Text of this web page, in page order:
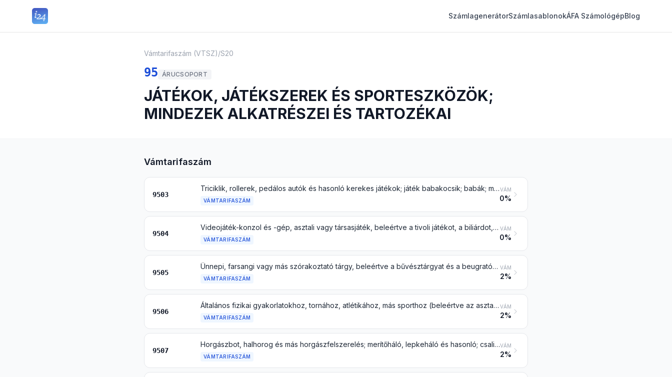
SzámlagenerátorSzámlasablonokÁFA SzámológépBlog
Vámtarifaszám (VTSZ)/S20
95 ÁRUCSOPORT
JÁTÉKOK, JÁTÉKSZEREK ÉS SPORTESZKÖZÖK;
MINDEZEK ALKATRÉSZEI ÉS TARTOZÉKAI
Vámtarifaszám
9503
Triciklik, rollerek, pedálos autók és hasonló kerekes játékok; játék babakocsik; babák; más játékok; csökkentett méretű („méretarányos”) modellek és szórakozásra szánt hasonló modellek, működő is; mindenféle kirakós játékok (puzzle)
VÁMTARIFASZÁM
VÁM
0%
9504
Videojáték-konzol és -gép, asztali vagy társasjáték, beleértve a tivoli játékot, a biliárdot, a különféle típusú játékkaszinó-asztalt és az automata tekepálya-felszerelést, pénzérmével, bankjeggyel, bankkártyával, zsetonnal vagy bármely más fizetőeszközzel működő játékgép
VÁMTARIFASZÁM
VÁM
0%
9505
Ünnepi, farsangi vagy más szórakoztató tárgy, beleértve a bűvésztárgyat és a beugratós tréfakelléket is
VÁMTARIFASZÁM
VÁM
2%
9506
Általános fizikai gyakorlatokhoz, tornához, atlétikához, más sporthoz (beleértve az asztaliteniszt is) vagy szabadtéri játékhoz való, ebben az árucsoportban máshol nem említett cikk és felszerelés; úszómedence és pancsolómedence
VÁMTARIFASZÁM
VÁM
2%
9507
Horgászbot, halhorog és más horgászfelszerelés; merítőháló, lepkeháló és hasonló; csalimadár (a 9208 vagy a 9705 vtsz. alá tartozó kivételével) és hasonló vadászati vagy lövészeti felszerelés
VÁMTARIFASZÁM
VÁM
2%